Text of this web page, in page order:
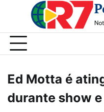
Ed Motta é
durante show